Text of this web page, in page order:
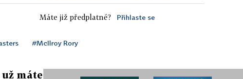
Máte již předplatné? Přihlaste se
#McIlroy Rory
máte